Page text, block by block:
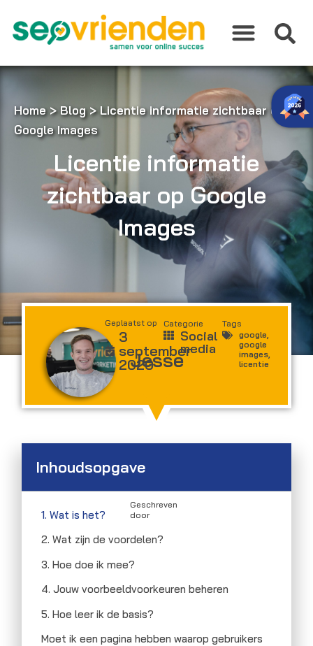
naar
inhoud
Home> Blog>Licentie informatie zichtbaar op
Google Images
Licentie informatie
zichtbaar op Google
Images
Geschreven
door
Jesse
Geplaatst op
3
september
2020
Categorie
Social
media
Tags
google
google
images,
licentie
Inhoudsopgave
1. Wat is het?
2. Wat zijn de voordelen?
3. Hoe doe ik mee?
4. Jouw voorbeeldvoorkeuren beheren
5. Hoe leer ik de basis?
Moet ik een pagina hebben waarop gebruikers